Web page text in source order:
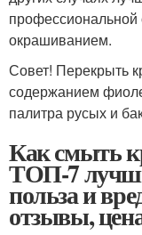
окрашиванием.
Совет! Перекрыть
содержанием
палитра русых и
Как смыть
ТОП-7
польза и
отзывы,